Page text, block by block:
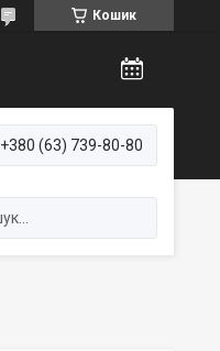
Кошик
+380 (63) 739-80-80